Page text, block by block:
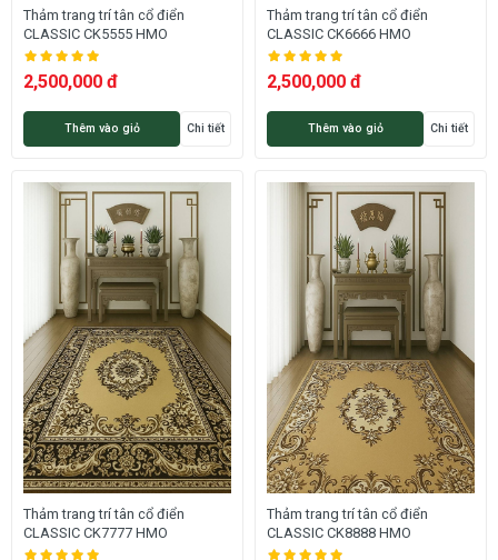
Thảm trang trí tân cổ điển
CLASSIC CK5555 HMO
2,500,000 đ
Thêm vào giỏ Chi tiết
Thảm trang trí tân cổ điển
CLASSIC CK6666 HMO
2,500,000 đ
Thêm vào giỏ Chi tiết
Thảm trang trí tân cổ điển
CLASSIC CK7777 HMO
Thảm trang trí tân cổ điển
CLASSIC CK8888 HMO